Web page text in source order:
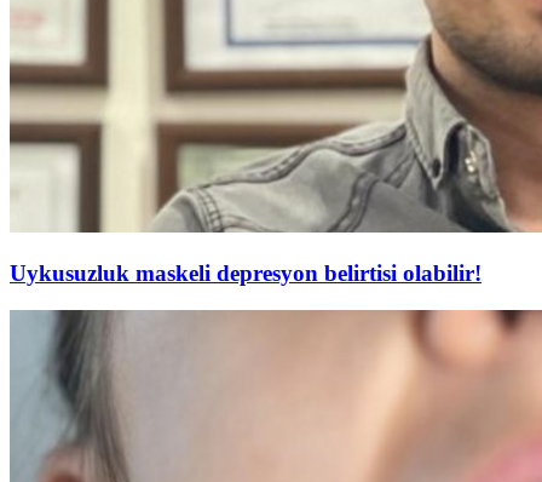
Uykusuzluk maskeli depresyon belirtisi olabilir!